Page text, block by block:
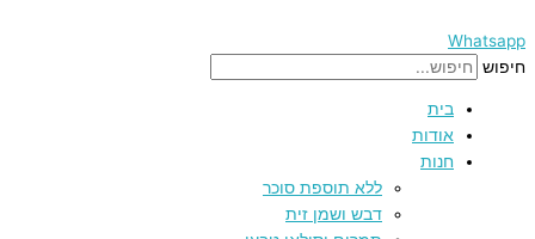
Whatsapp
חיפוש
בית
אודות
חנות
ללא תוספת סוכר
דבש ושמן זית